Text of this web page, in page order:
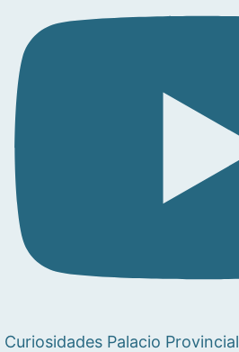
Curiosidades Palacio Provincial